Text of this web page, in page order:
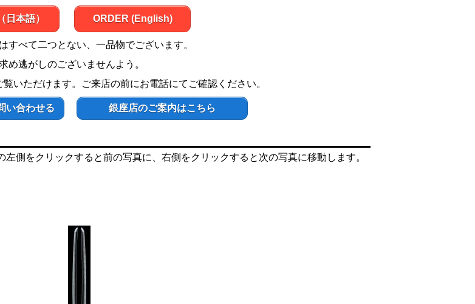
日本語） ORDER (English)
すべて二つとない、一品物でございます。
め逃がしのございませんよう。
いただけます。ご来店の前にお電話にてご確認ください。
い合わせる 銀座店のご案内はこちら
側をクリックすると前の写真に、右側をクリックすると次の写真に移動します。